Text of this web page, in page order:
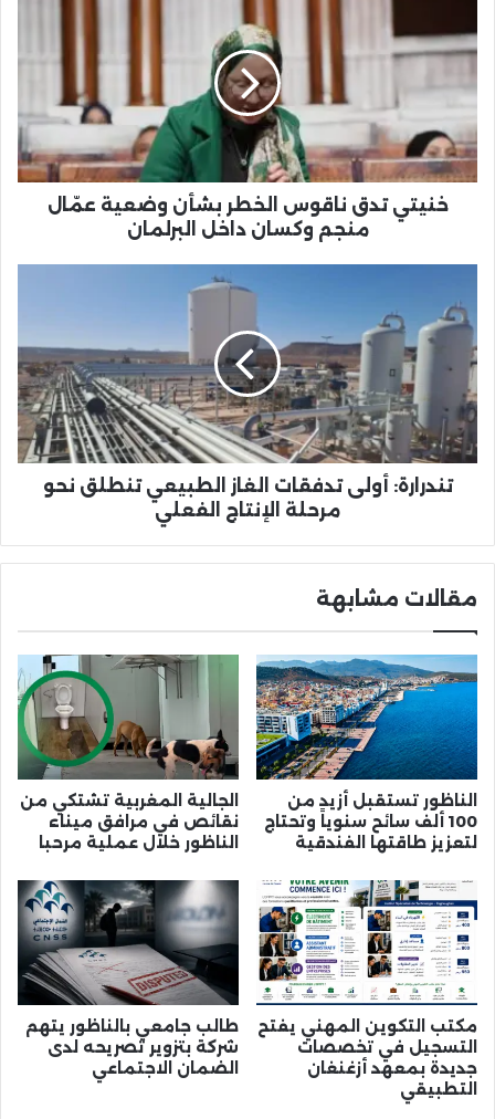
ناقوس
الخطر
بشأن
وضعية
عمّال
منجم
وكسان
داخلخنيتي تدق ناقوس الخطر بشأن وضعية عمّال
منجم وكسان داخل البرلمان
أولى
تدفقات
الغاز
الطبيعي
تنطلق
نحو
مرحلة
الإنتاج
الفعليتندرارة: أولى تدفقات الغاز الطبيعي تنطلق نحو
مرحلة الإنتاج الفعلي
مقالات مشابهة
الناظور تستقبل أزيد من
100 ألف سائح سنوياً وتحتاج
لتعزيز طاقتها الفندقية
الجالية المغربية تشتكي من
نقائص في مرافق ميناء
الناظور خلال عملية مرحبا
مكتب التكوين المهني يفتح
التسجيل في تخصصات
جديدة بمعهد أزغنغان
التطبيقي
طالب جامعي بالناظور يتهم
شركة بتزوير تصريحه لدى
الضمان الاجتماعي